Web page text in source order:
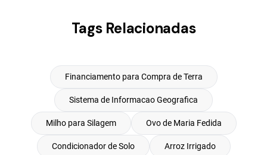
Tags Relacionadas
Financiamento para Compra de Terra
Sistema de Informacao Geografica
Milho para Silagem Ovo de Maria Fedida
Condicionador de Solo Arroz Irrigado